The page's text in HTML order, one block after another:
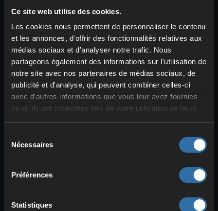
Ce site web utilise des cookies.
Les cookies nous permettent de personnaliser le contenu
et les annonces, d'offrir des fonctionnalités relatives aux
médias sociaux et d'analyser notre trafic. Nous
partageons également des informations sur l'utilisation de
notre site avec nos partenaires de médias sociaux, de
publicité et d'analyse, qui peuvent combiner celles-ci
avec d'autres informations que vous leur avez fournies
ou qu'ils ont collectées lors de votre utilisation de leurs
Nécessaires
Préférences
Statistiques
de mêlée, mais aussi des
arbalètes
. Tu peux également
sortir
l’artillerie lourdeavecpistolets,
mitrailleuses ou grenades. Palworld
n’est pas difficile sur le choix des armes !
Beaucoup de ces armes permettent des
combosou desattaques spéciales. Tu
peux mêmeutiliser des Pals pour
attaquer directement, en soutiensur
ta tête oucomme munitionspour
l’arme qui te convient le mieux !
forme d’une